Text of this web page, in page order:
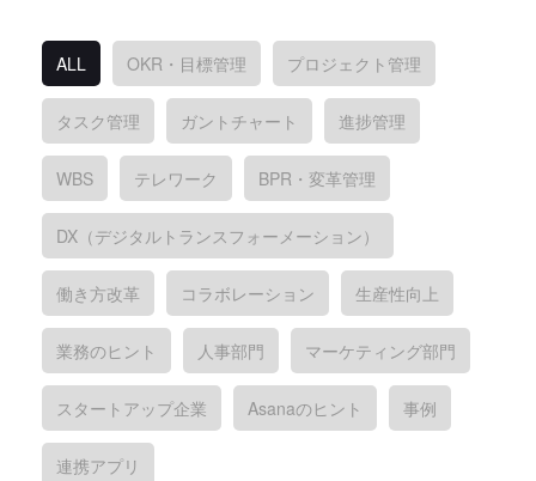
ALL OKR・目標管理 プロジェクト管理
タスク管理 ガントチャート 進捗管理
WBS テレワーク BPR・変革管理
DX（デジタルトランスフォーメーション）
働き方改革 コラボレーション 生産性向上
業務のヒント 人事部門 マーケティング部門
スタートアップ企業 Asanaのヒント 事例
連携アプリ